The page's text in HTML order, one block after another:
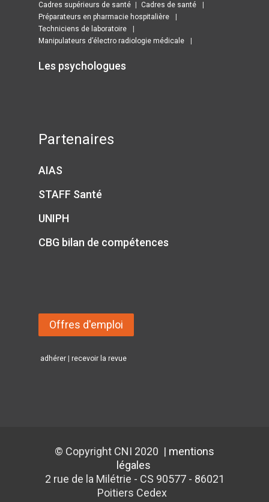
Cadres supérieurs de santé
Cadres de santé
Préparateurs en pharmacie hospitalière
Techniciens de laboratoire
Manipulateurs d’électro radiologie médicale
Les psychologues ​
Partenaires
AIAS
STAFF Santé
UNIPH
CBG bilan de compétences
Offres d'emploi
adhérer recevoir la revue
© Copyright CNI 2020 | mentions
légales
2 rue de la Milétrie - CS 90577 - 86021
Poitiers Cedex